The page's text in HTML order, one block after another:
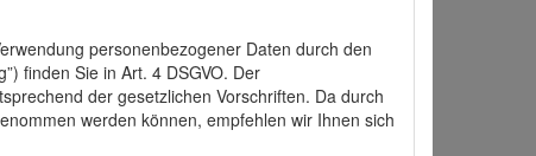
personenbezogener Daten durch den
finden Sie in Art. 4 DSGVO. Der
der gesetzlichen Vorschriften. Da durch
werden können, empfehlen wir Ihnen sich